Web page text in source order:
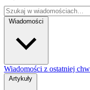
Wiadomości
Wiadomości z ostatniej
Artykuły